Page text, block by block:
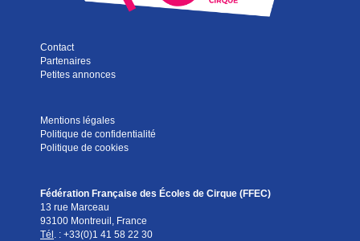
Contact
Partenaires
Petites annonces
Mentions légales
Politique de confidentialité
Politique de cookies
Fédération Française des Écoles de Cirque (FFEC)
13 rue Marceau
93100 Montreuil, France
Tél . : +33(0)1 41 58 22 30